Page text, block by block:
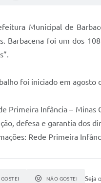
Municipal de
Barbacena foi um dos
foi iniciado em agosto
Primeira Infância – Minas
defesa e garantia dos
Rede Primeira
GOSTEI NÃO GOSTEI Seja